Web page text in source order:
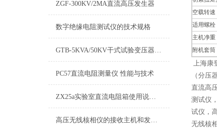
ZGF-300KV/2MA直流高压发生器
数字绝缘电阻测试仪的技术规格
GTB-5KVA/50KV干式试验变压器简介
PC57直流电阻测量仪 性能与技术
ZX25a实验室直流电阻箱使用说明书
高压无线核相仪的接收主机和发射器如何检测？
空载转速
适用螺栓
主机净重
附机套筒
上海康
（分压
直流高
测试仪
试仪，
无线核